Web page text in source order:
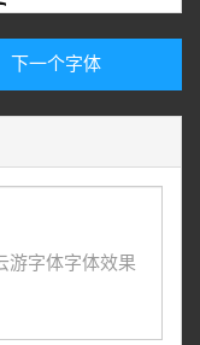
下一个字体